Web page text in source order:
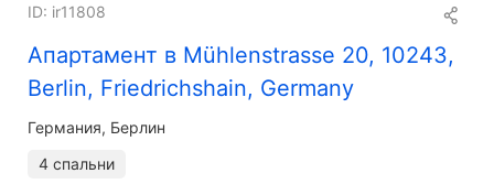
Апартамент в Mühlenstrasse 20, 10243,
Berlin, Friedrichshain, Germany
ID: ir11808
Германия, Берлин
4 спальни